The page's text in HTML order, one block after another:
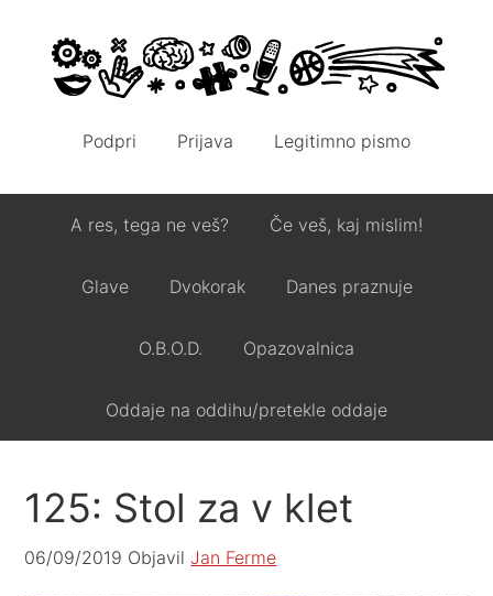
Podpri Prijava Legitimno pismo
A res, tega ne veš? Če veš, kaj mislim!
Glave Dvokorak Danes praznuje
O.B.O.D. Opazovalnica
Oddaje na oddihu/pretekle oddaje
125: Stol za v klet
06/09/2019 ObjavilJan Ferme